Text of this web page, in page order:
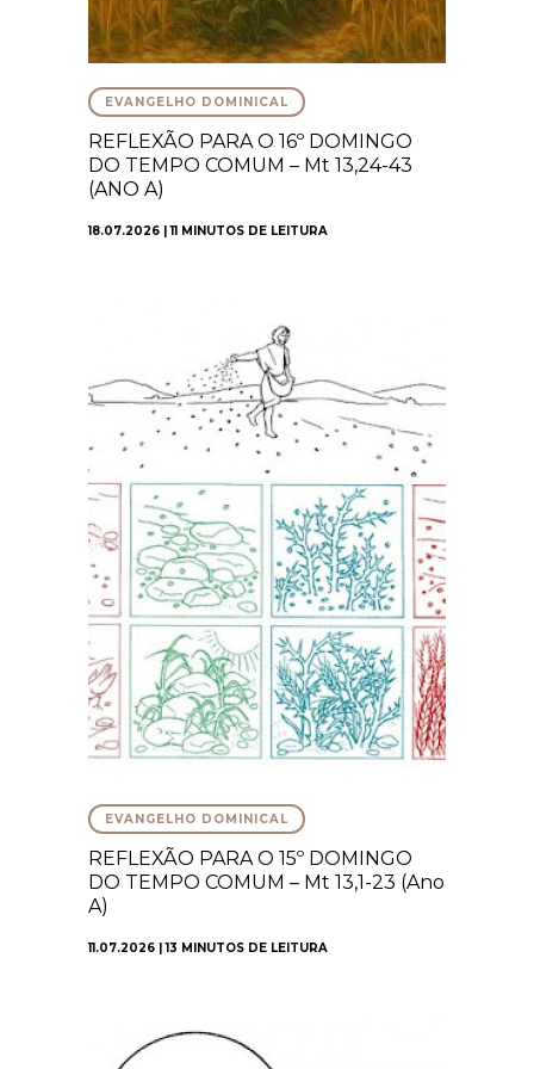
EVANGELHO DOMINICAL
REFLEXÃO PARA O 16º DOMINGO
DO TEMPO COMUM – Mt 13,24-43
(ANO A)
18.07.2026 | 11 MINUTOS DE LEITURA
EVANGELHO DOMINICAL
REFLEXÃO PARA O 15º DOMINGO
DO TEMPO COMUM – Mt 13,1-23 (Ano
A)
11.07.2026 | 13 MINUTOS DE LEITURA